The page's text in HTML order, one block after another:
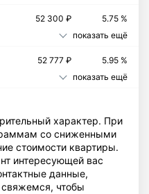
52 300 ₽
5.75 %
показать ещё
52 777 ₽
5.95 %
показать ещё
характер. При
со сниженными
стоимости квартиры.
интересующей вас
данные,
чтобы